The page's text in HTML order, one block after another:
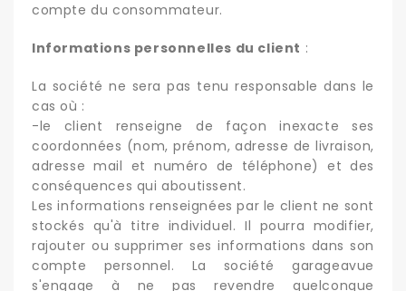
compte du consommateur.
Informations personnelles du client :
La société ne sera pas tenu responsable dans le
cas où :
-le client renseigne de façon inexacte ses
coordonnées (nom, prénom, adresse de livraison,
adresse mail et numéro de téléphone) et des
conséquences qui aboutissent.
Les informations renseignées par le client ne sont
stockés qu'à titre individuel. Il pourra modifier,
rajouter ou supprimer ses informations dans son
compte personnel. La société garageavue
s'engage à ne pas revendre quelconque